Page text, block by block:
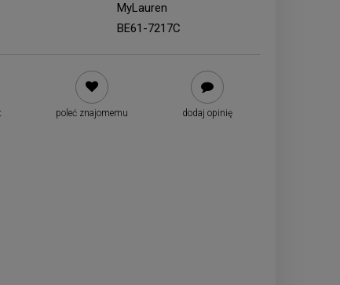
MyLauren
BE61-7217C
poleć znajomemu dodaj opinię